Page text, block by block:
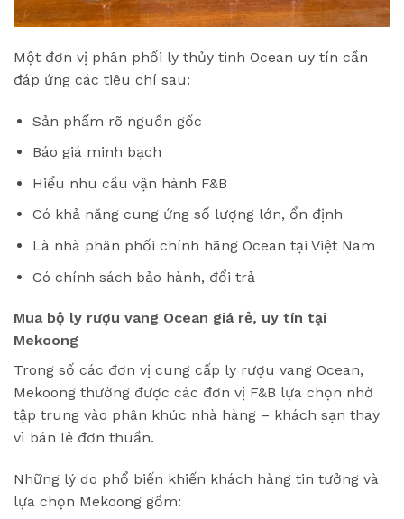
Một đơn vị phân phối ly thủy tinh Ocean uy tín cần
đáp ứng các tiêu chí sau:
Sản phẩm rõ nguồn gốc
Báo giá minh bạch
Hiểu nhu cầu vận hành F&B
Có khả năng cung ứng số lượng lớn, ổn định
Là nhà phân phối chính hãng Ocean tại Việt Nam
Có chính sách bảo hành, đổi trả
Mua bộ ly rượu vang Ocean giá rẻ, uy tín tại
Mekoong
Trong số các đơn vị cung cấp ly rượu vang Ocean,
Mekoong thường được các đơn vị F&B lựa chọn nhờ
tập trung vào phân khúc nhà hàng – khách sạn thay
vì bán lẻ đơn thuần.
Những lý do phổ biến khiến khách hàng tin tưởng và
lựa chọn Mekoong gồm: